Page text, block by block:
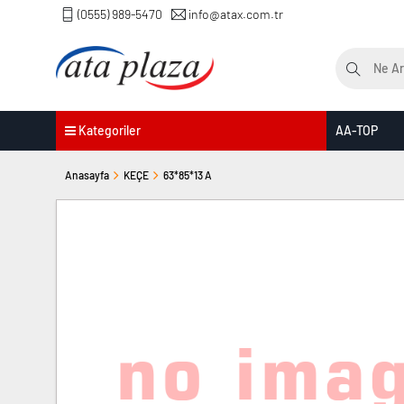
(0555) 989-5470 info@atax.com.tr
Kategoriler AA-TOP
Anasayfa KEÇE 63*85*13 A